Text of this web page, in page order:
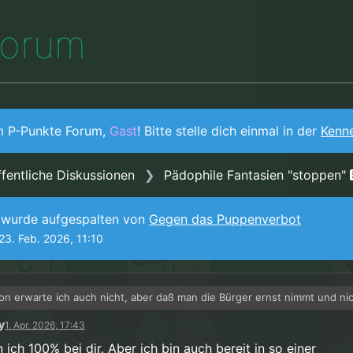
orum
P-Punkte Forum, Gast! Bitte stelle dich einmal in der
Diskussionen Pädophile Fantasien "stoppen"
aufgespalten von Gegen das Puppenverbot
23. Feb. 2026, 11:10
erwarte ich auch nicht, aber daß man die Bürger ernst nimmt und
und für blöd zu verkaufen, das erwarte ich schon. Aber
bisweilen schon zu viel verlangt.
wäre es natürlich so, daß die Interessen aller Beteiligten, unter der
und Zumutbarkeit sorgfältig gegeneinander
1. Apr. 2026, 17:43
ich 100% bei dir. Aber ich bin auch bereit in so einer